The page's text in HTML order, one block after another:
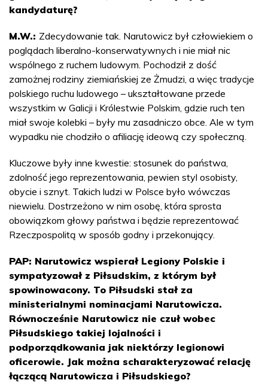
kandydaturę?
M.W.: Zdecydowanie tak. Narutowicz był człowiekiem o
poglądach liberalno-konserwatywnych i nie miał nic
wspólnego z ruchem ludowym. Pochodził z dość
zamożnej rodziny ziemiańskiej ze Żmudzi, a więc tradycje
polskiego ruchu ludowego – ukształtowane przede
wszystkim w Galicji i Królestwie Polskim, gdzie ruch ten
miał swoje kolebki – były mu zasadniczo obce. Ale w tym
wypadku nie chodziło o afiliację ideową czy społeczną.
Kluczowe były inne kwestie: stosunek do państwa,
zdolność jego reprezentowania, pewien styl osobisty,
obycie i sznyt. Takich ludzi w Polsce było wówczas
niewielu. Dostrzeżono w nim osobę, która sprosta
obowiązkom głowy państwa i będzie reprezentować
Rzeczpospolitą w sposób godny i przekonujący.
PAP: Narutowicz wspierał Legiony Polskie i
sympatyzował z Piłsudskim, z którym był
spowinowacony. To Piłsudski stał za
ministerialnymi nominacjami Narutowicza.
Równocześnie Narutowicz nie czuł wobec
Piłsudskiego takiej lojalności i
podporządkowania jak niektórzy legionowi
oficerowie. Jak można scharakteryzować relację
łączącą Narutowicza i Piłsudskiego?